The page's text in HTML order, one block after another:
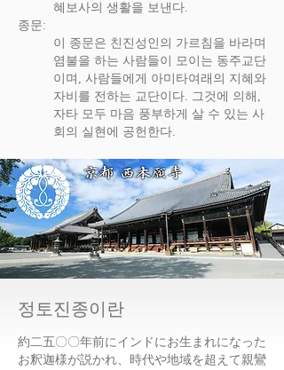
혜보사의 생활을 보낸다.
종문:
이 종문은 친진성인의 가르침을 바라며
염불을 하는 사람들이 모이는 동주교단
이며, 사람들에게 아미타여래의 지혜와
자비를 전하는 교단이다. 그것에 의해,
자타 모두 마음 풍부하게 살 수 있는 사
회의 실현에 공헌한다.
정토진종이란
約二五〇〇年前にインドにお生まれになった
お釈迦様が説かれ、時代や地域を超えて親鸞